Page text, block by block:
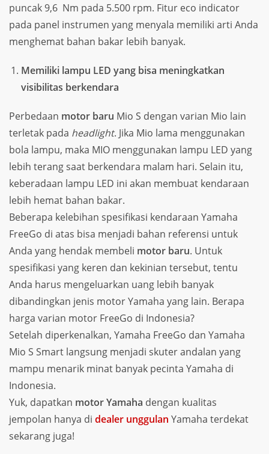
puncak 9,6 Nm pada 5.500 rpm. Fitur eco indicator
pada panel instrumen yang menyala memiliki arti Anda
menghemat bahan bakar lebih banyak.
Memiliki lampu LED yang bisa meningkatkan
visibilitas berkendara
Perbedaan motor baru Mio S dengan varian Mio lain
terletak pada headlight. Jika Mio lama menggunakan
bola lampu, maka MIO menggunakan lampu LED yang
lebih terang saat berkendara malam hari. Selain itu,
keberadaan lampu LED ini akan membuat kendaraan
lebih hemat bahan bakar.
Beberapa kelebihan spesifikasi kendaraan Yamaha
FreeGo di atas bisa menjadi bahan referensi untuk
Anda yang hendak membeli motor baru. Untuk
spesifikasi yang keren dan kekinian tersebut, tentu
Anda harus mengeluarkan uang lebih banyak
dibandingkan jenis motor Yamaha yang lain. Berapa
harga varian motor FreeGo di Indonesia?
Setelah diperkenalkan, Yamaha FreeGo dan Yamaha
Mio S Smart langsung menjadi skuter andalan yang
mampu menarik minat banyak pecinta Yamaha di
Indonesia.
Yuk, dapatkan motor Yamaha dengan kualitas
jempolan hanya di dealer unggulan Yamaha terdekat
sekarang juga!